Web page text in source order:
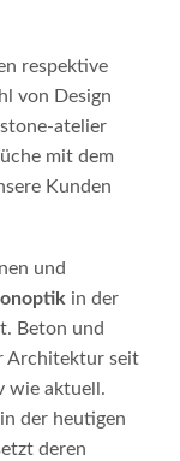
respektive
von Design
atelier
mit dem
Kunden
und
in der
Beton und
Architektur seit
wie aktuell.
der heutigen
deren